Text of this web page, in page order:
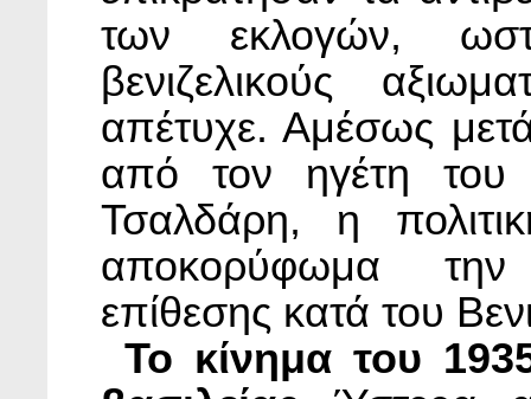
των εκλογών,
βενιζελικούς
απέτυχε. Αμέσως
από τον ηγέτη του
Τσαλδάρη, η
αποκορύφωμα την
επίθεσης κατά του
Το κίνημα του